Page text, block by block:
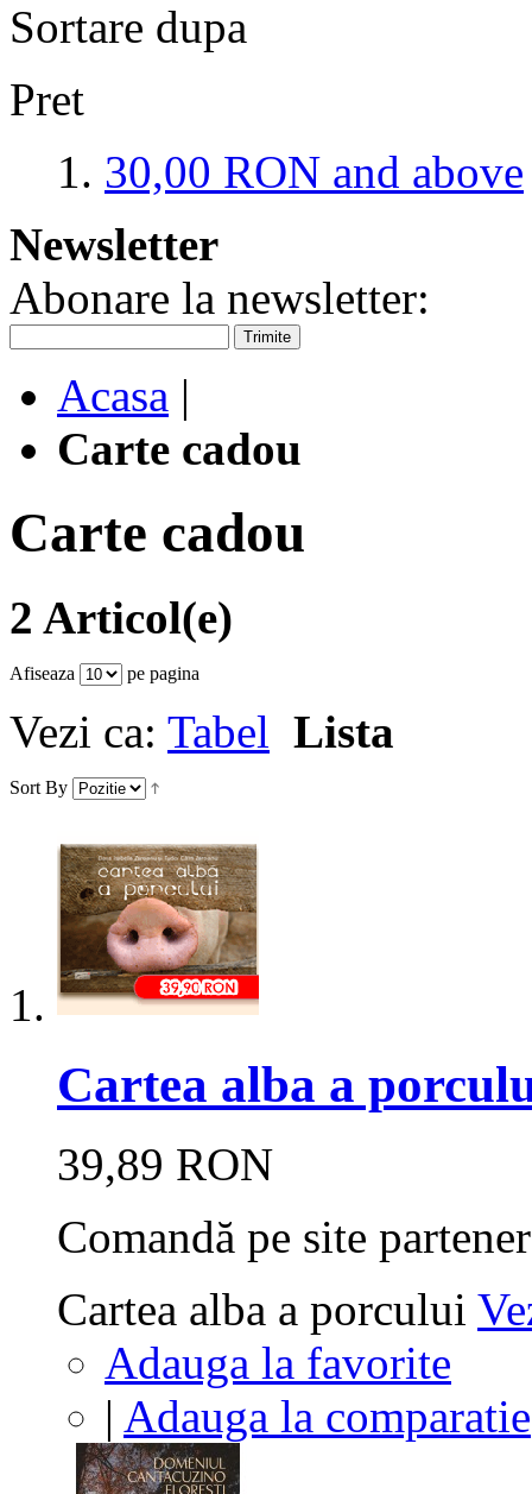
Sortare dupa
Pret
30,00 RON and above
Newsletter
Abonare la newsletter:
Trimite
Acasa |
Carte cadou
Carte cadou
2 Articol(e)
Afiseaza pe pagina
Vezi ca: Tabel Lista
Sort By
Cartea alba a
39,89 RON
Comandă pe site partener
Cartea alba a porcului
Adauga la favorite
| Adauga la comparatie